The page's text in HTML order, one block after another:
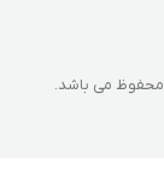
محفوظ می باشد.